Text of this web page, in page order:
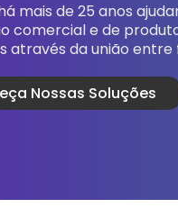
mais de 25 anos
comercial e de
através da união
Nossas Soluções